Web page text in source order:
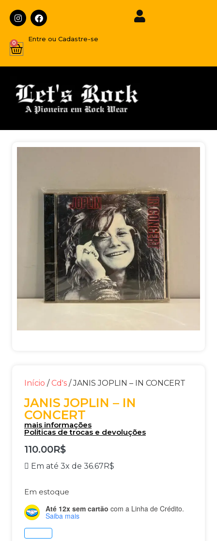
Entre ou Cadastre-se
0
Início / Cd's / JANIS JOPLIN – IN CONCERT
JANIS JOPLIN – IN
CONCERT
mais informações
Politicas de trocas e devoluções
110.00R$
Em até 3x de 36.67R$
Em estoque
Até 12x sem cartão com a Linha de Crédito.
Saiba mais